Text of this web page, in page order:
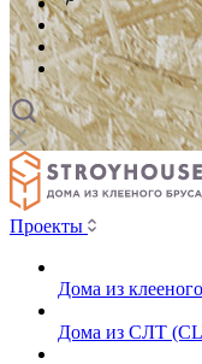
Проекты
Дома из
Дома из СЛТ